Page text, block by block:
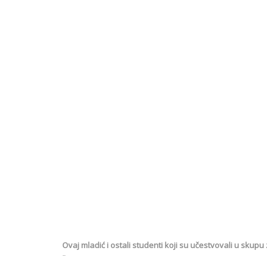
Ovaj mladić i ostali studenti koji su učestvovali u